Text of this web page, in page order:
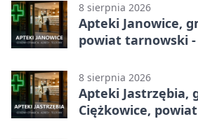
8 sierpnia 2026
Apteki Janowice,
powiat tarnowski -
8 sierpnia 2026
Apteki Jastrzębia,
Ciężkowice,